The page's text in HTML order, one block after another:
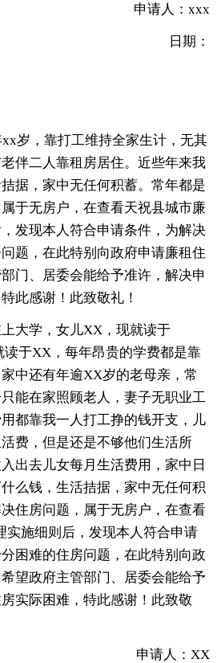
申请人：xxx
日期：
岁，靠打工维持全家生计，无其
伴二人靠租房居住。近些年来我
据，家中无任何积蓄。常年都是
于无房户，在查看天祝县城市廉
发现本人符合申请条件，为解决
题，在此特别向政府申请廉租住
门、居委会能给予准许，解决申
此感谢！此致敬礼！
大学，女儿XX，现就读于
于XX，每年昂贵的学费都是靠
中还有年逾XX岁的老母亲，常
能在家照顾老人，妻子无职业工
都靠我一人打工挣的钱开支，儿
费，但是还是不够他们生活所
出去儿女每月生活费用，家中日
么钱，生活拮据，家中无任何积
住房问题，属于无房户，在查看
实施细则后，发现本人符合申请
困难的住房问题，在此特别向政
望政府主管部门、居委会能给予
实际困难，特此感谢！此致敬
申请人：XX